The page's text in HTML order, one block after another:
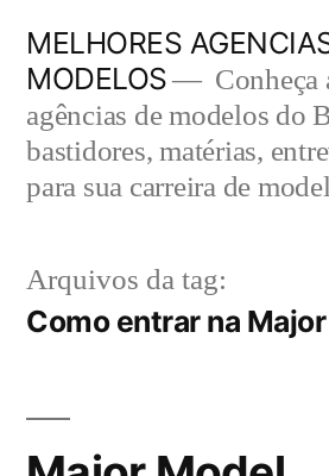
para
conteúdo
MELHORES
MODELOS
Conheça
agências de modelos do
bastidores, matérias,
para sua carreira de
Arquivos da tag:
Como entrar na